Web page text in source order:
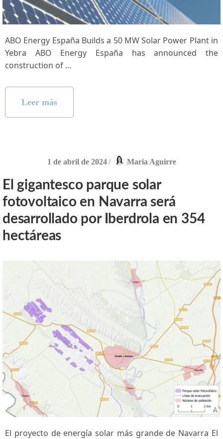
ABO Energy España⁤ Builds a 50 MW Solar Power Plant ‍in
Yebra ABO Energy España has⁤ announced ‍the
construction of …
Leer más
1 de abril de 2024 / Maria Aguirre
El gigantesco parque solar
fotovoltaico en Navarra será
desarrollado por Iberdrola en 354
hectáreas
El proyecto de energía solar más grande de Navarra El